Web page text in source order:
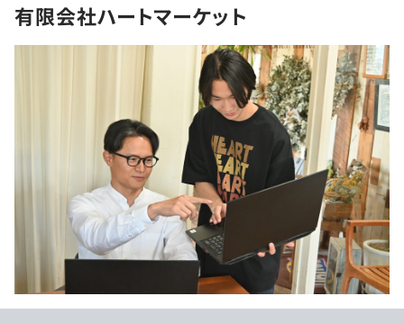
転職成功ガイド
インタビュー
求人検索
新卒エージェント
イベント・セミナー
インタビュー
学習
ナレッジ
リファレンス
プラン
評価結果一覧
再チャレンジ結果一覧
Tech Team Journal
paiza times
有限会社ハートマーケット